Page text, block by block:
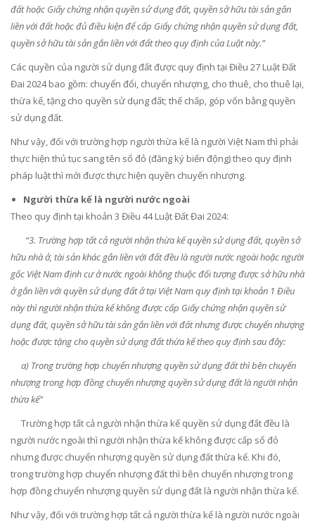
đất hoặc Giấy chứng nhận quyền sử dụng đất, quyền sở hữu tài sản gắn
liền với đất hoặc đủ điều kiện để cấp Giấy chứng nhận quyền sử dụng đất,
quyền sở hữu tài sản gắn liền với đấttheo quy định của Luật này.”
Các quyền của người sử dụng đất được quy định tại Điều 27 Luật Đất
Đai 2024 bao gồm: chuyển đổi, chuyển nhượng, cho thuê, cho thuê lại,
thừa kế, tặng cho quyền sử dụng đất; thế chấp, góp vốn bằng quyền
sử dụng đất.
Như vậy, đối với trường hợp người thừa kế là người Việt Nam thì phải
thực hiện thủ tục sang tên sổ đỏ (đăng ký biến động) theo quy định
pháp luật thì mới được thực hiện quyền chuyển nhượng.
Người thừa kế là người nước ngoài
Theo quy định tại khoản 3 Điều 44 Luật Đất Đai 2024:
“3. Trường hợp tất cả người nhận thừa kế quyền sử dụng đất, quyền sở
hữu nhà ở, tài sản khác gắn liền với đất đều là người nước ngoài hoặc người
gốc Việt Nam định cư ở nước ngoài không thuộc đối tượng được sở hữu nhà
ở gắn liền với quyền sử dụng đất ở tại Việt Nam quy định tại khoản 1 Điều
này thì người nhận thừa kế không được cấp Giấy chứng nhận quyền sử
dụng đất, quyền sở hữu tài sản gắn liền với đất nhưng được chuyển nhượng
hoặc được tặng cho quyền sử dụng đất thừa kế theo quy định sau đây:
a) Trong trường hợp chuyển nhượng quyền sử dụng đất thì bên chuyển
nhượng trong hợp đồng chuyển nhượng quyền sử dụng đất là người nhận
thừa kế”
Trường hợp tất cả người nhận thừa kế quyền sử dụng đất đều là
người nước ngoài thì người nhận thừa kế không được cấp sổ đỏ
nhưng được chuyển nhượng quyền sử dụng đất thừa kế. Khi đó,
trong trường hợp chuyển nhượng đất thì bên chuyển nhượng trong
hợp đồng chuyển nhượng quyền sử dụng đất là người nhận thừa kế.
Như vậy, đối với trường hợp tất cả người thừa kế là người nước ngoài